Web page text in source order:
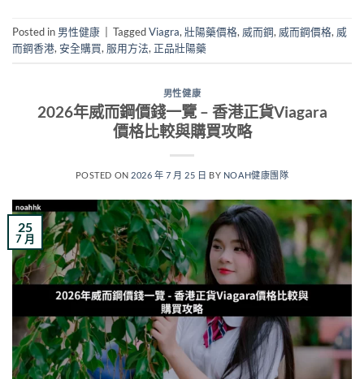
Posted in 男性健康 TaggedViagra,壯陽藥價格, 威而鋼, 威而鋼價格, 威
而鋼香港,安全購買, 服用方法, 正品壯陽藥
男性健康
2026年威而鋼價錢一覽 – 香港正貨Viagara
價格比較與購買攻略
POSTED ON 2026 年 7 月 25 日 BY NOAH健康團隊
25
7 月